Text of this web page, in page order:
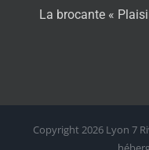
La brocante «
Copyright 2026 Lyon 7